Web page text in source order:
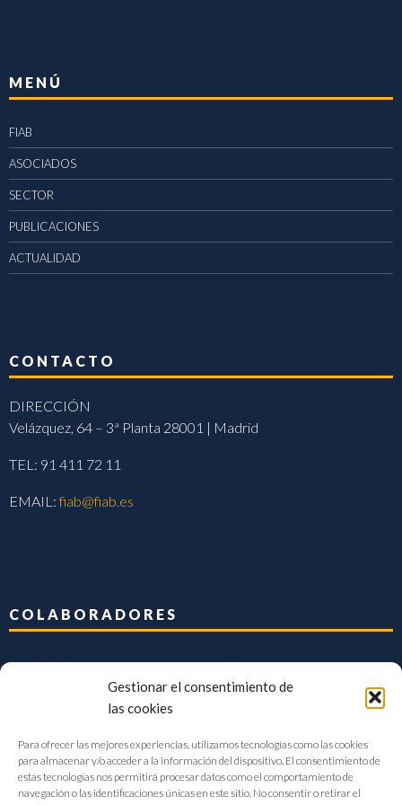
Gestionar el consentimiento de
las cookies
Para ofrecer las mejores experiencias, utilizamos tecnologías como las cookies
para almacenar y/o acceder a la información del dispositivo. El consentimiento de
estas tecnologías nos permitirá procesar datos como el comportamiento de
navegación o las identificaciones únicas en este sitio. No consentir o retirar el
MENÚ
FIAB
ASOCIADOS
SECTOR
PUBLICACIONES
ACTUALIDAD
CONTACTO
DIRECCIÓN
Velázquez, 64 – 3ª Planta 28001 | Madrid
TEL: 91 411 72 11
EMAIL:fiab@fiab.es
COLABORADORES